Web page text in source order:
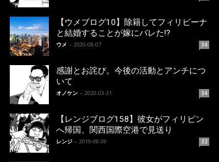
【ウメブログ10】除籍してフィリピーナ
と結婚することが嫁にバレた!?
ウメ - 2020-08-07 34
感謝とお詫び。今後の活動とアンチにつ
いて
オノケン - 2020-03-31 34
【レンジブログ158】彼女がフィリピン
へ帰国、関西国際空港で見送り
レンジ - 2019-08-09 32